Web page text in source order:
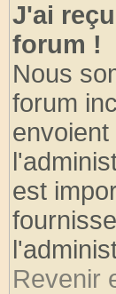
J'ai
forum !
Nous
forum
est
Revenir